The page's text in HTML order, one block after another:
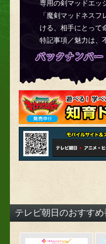
専用の剣マッドエッ
「魔剣マッドネス
ける、相手にとって
特記事項／魅力は、
テレビ朝日のおすすめ